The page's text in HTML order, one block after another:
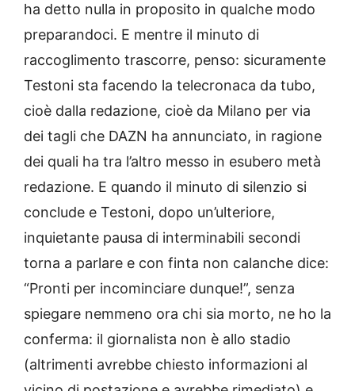
ha detto nulla in proposito in qualche modo
preparandoci. E mentre il minuto di
raccoglimento trascorre, penso: sicuramente
Testoni sta facendo la telecronaca da tubo,
cioè dalla redazione, cioè da Milano per via
dei tagli che DAZN ha annunciato, in ragione
dei quali ha tra l’altro messo in esubero metà
redazione. E quando il minuto di silenzio si
conclude e Testoni, dopo un’ulteriore,
inquietante pausa di interminabili secondi
torna a parlare e con finta non calanche dice:
“Pronti per incominciare dunque!”, senza
spiegare nemmeno ora chi sia morto, ne ho la
conferma: il giornalista non è allo stadio
(altrimenti avrebbe chiesto informazioni al